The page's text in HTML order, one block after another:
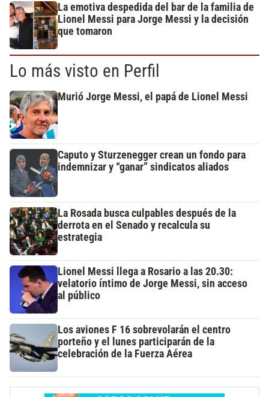
La emotiva despedida del bar de la familia de
Lionel Messi para Jorge Messi y la decisión
que tomaron
Lo más visto en Perfil
Murió Jorge Messi, el papá de Lionel Messi
Caputo y Sturzenegger crean un fondo para
indemnizar y “ganar” sindicatos aliados
La Rosada busca culpables después de la
derrota en el Senado y recalcula su
estrategia
Lionel Messi llega a Rosario a las 20.30:
velatorio íntimo de Jorge Messi, sin acceso
al público
Los aviones F 16 sobrevolarán el centro
porteño y el lunes participarán de la
celebración de la Fuerza Aérea